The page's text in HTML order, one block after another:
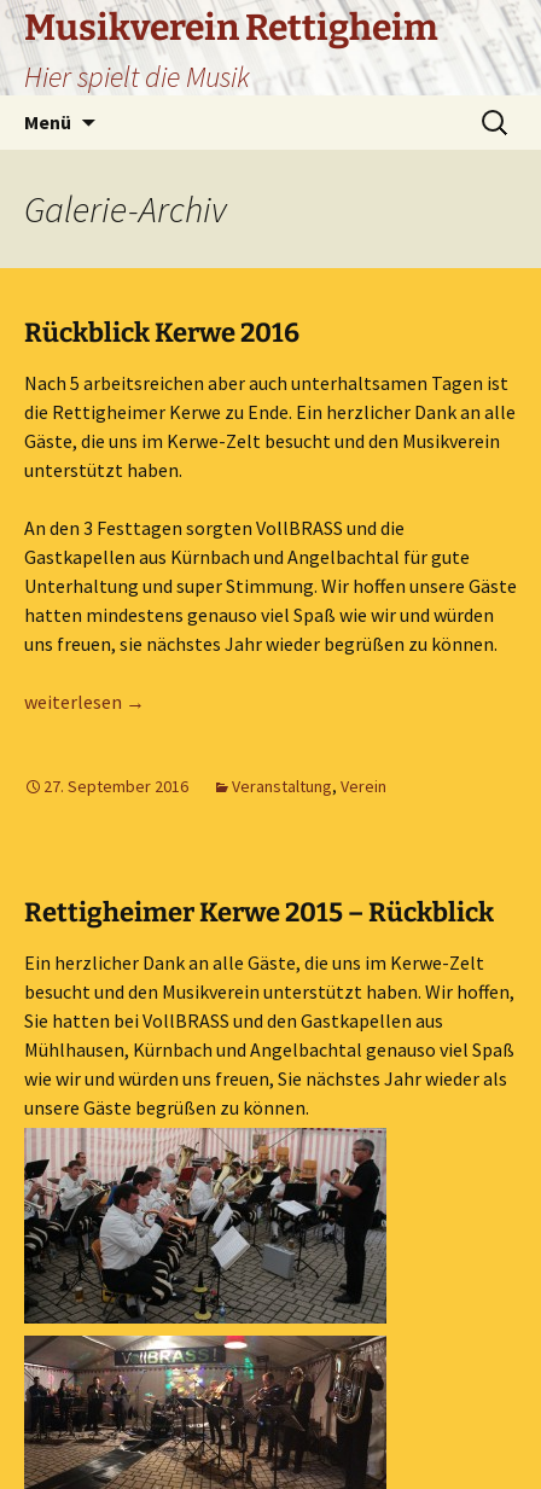
Zum
Inhalt
springen
Musikverein Rettigheim
Hier spielt die Musik
Menü
Suchen
nach:
Galerie-Archiv
Rückblick Kerwe 2016
Nach 5 arbeitsreichen aber auch unterhaltsamen Tagen ist
die Rettigheimer Kerwe zu Ende. Ein herzlicher Dank an alle
Gäste, die uns im Kerwe-Zelt besucht und den Musikverein
unterstützt haben.
An den 3 Festtagen sorgten VollBRASS und die
Gastkapellen aus Kürnbach und Angelbachtal für gute
Unterhaltung und super Stimmung. Wir hoffen unsere Gäste
hatten mindestens genauso viel Spaß wie wir und würden
uns freuen, sie nächstes Jahr wieder begrüßen zu können.
Rückblick Kerwe 2016
weiterlesen →
27. September 2016 Veranstaltung, Verein
Rettigheimer Kerwe 2015 – Rückblick
Ein herzlicher Dank an alle Gäste, die uns im Kerwe-Zelt
besucht und den Musikverein unterstützt haben. Wir hoffen,
Sie hatten bei VollBRASS und den Gastkapellen aus
Mühlhausen, Kürnbach und Angelbachtal genauso viel Spaß
wie wir und würden uns freuen, Sie nächstes Jahr wieder als
unsere Gäste begrüßen zu können.